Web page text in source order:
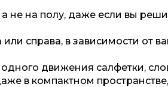
не на полу, даже если вы
справа, в зависимости от
движения салфетки,
в компактном